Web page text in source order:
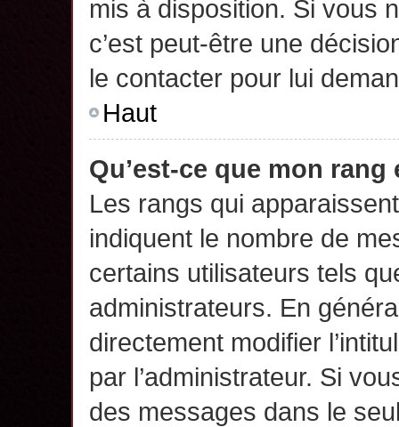
mis à disposition. Si vous
c’est peut-être une
le contacter pour lui
Haut
Qu’est-ce que mon
Les rangs qui
indiquent le nombre de
certains utilisateurs tels
administrateurs. En
directement modifier
par l’administrateur. Si
des messages dans le